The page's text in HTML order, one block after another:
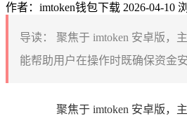
作者：imtoken钱包下载 2026-04-10
导读：
聚焦于 imtoken 安卓版，
能帮助用户在操作时既确保资金
聚焦于 imtoken 安卓版，